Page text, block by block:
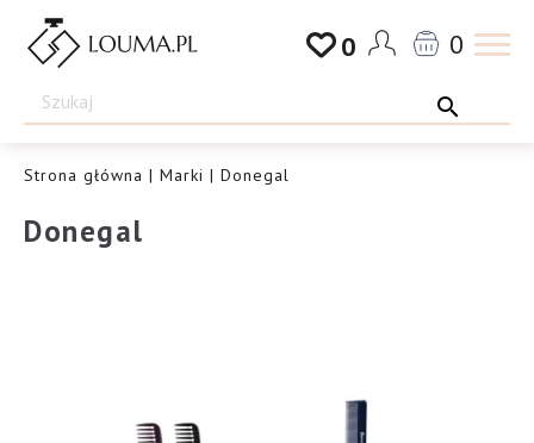
Przejdź
Drogeria
Louma.pl
0 0
Strona główna | Marki | Donegal
Donegal